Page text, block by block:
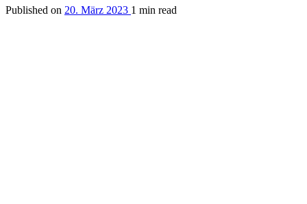
Published on 20. März 2023 1 min read